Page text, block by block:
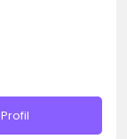
Profil